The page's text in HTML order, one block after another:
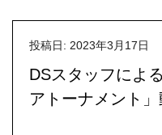
投稿日: 2023年3月17日
DSスタッフによ
アトーナメント」